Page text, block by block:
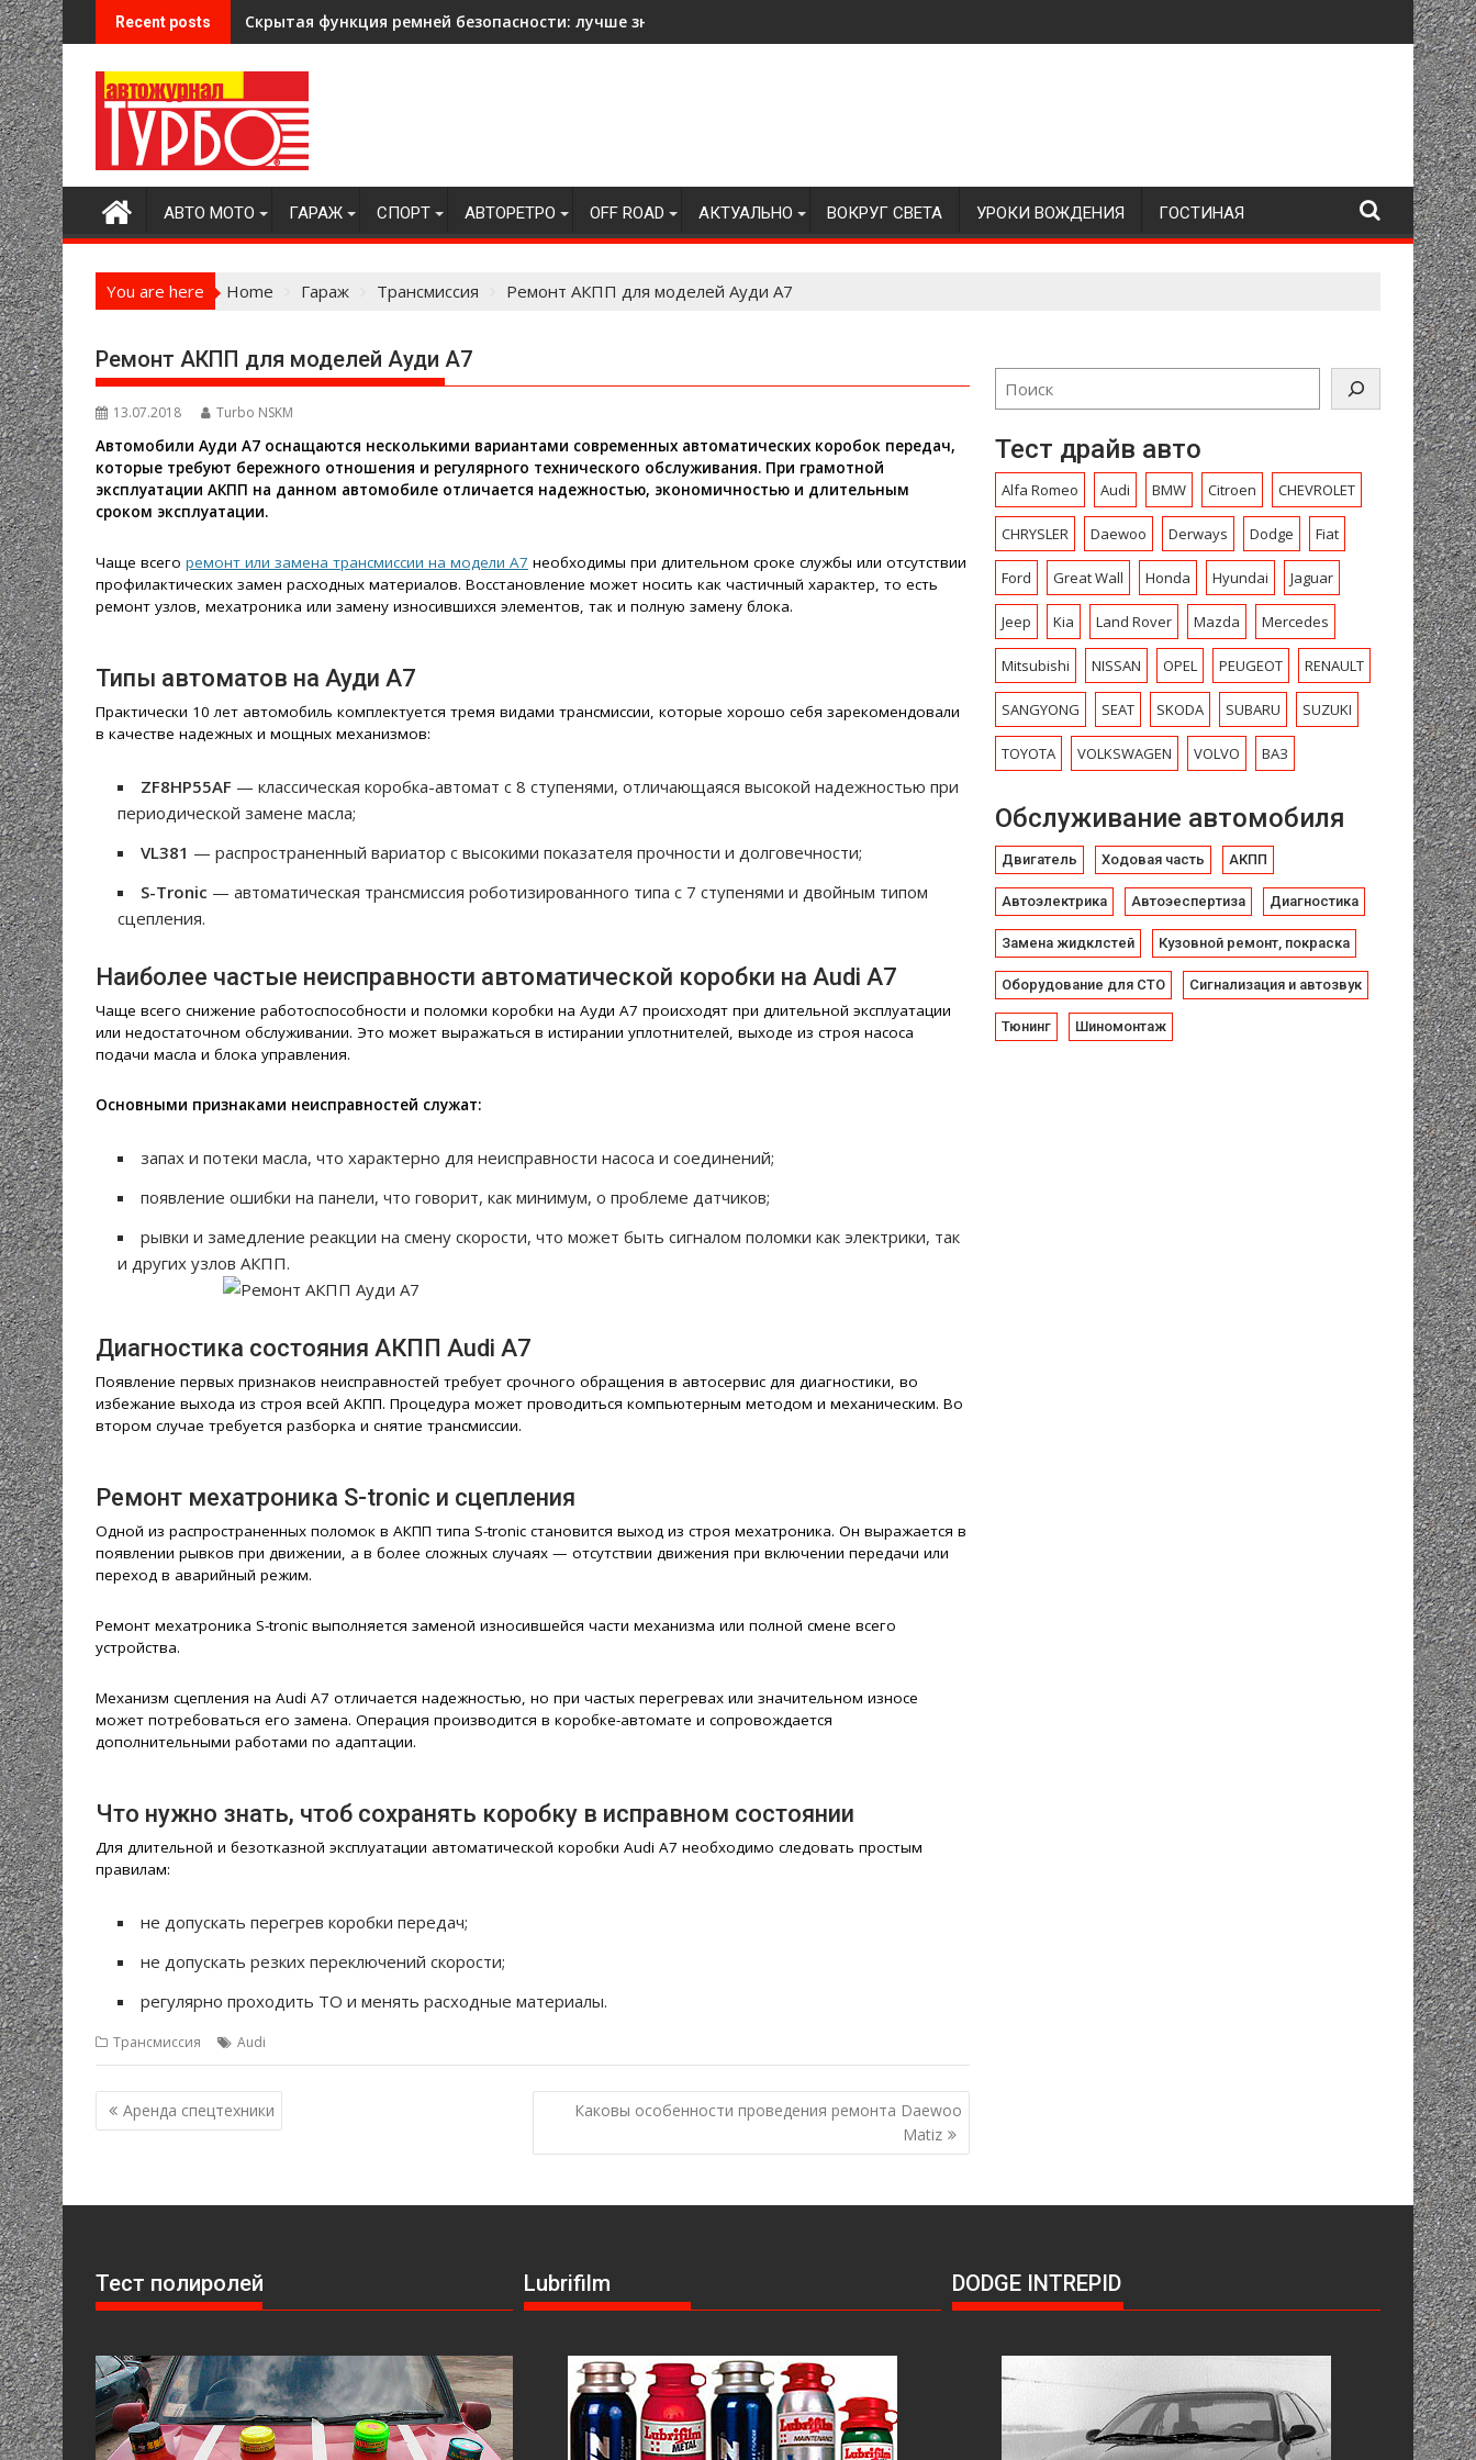
Skip
to
content
Recent posts Скрытая функция ремней безопасности: лучше знать на всякий случай!
АВТО МОТО ГАРАЖ СПОРТ АВТОРЕТРО OFF ROAD АКТУАЛЬНО ВОКРУГ СВЕТА УРОКИ ВОЖДЕНИЯ ГОСТИНАЯ
You are here Home Гараж Трансмиссия Ремонт АКПП для моделей Ауди А7
Ремонт АКПП для моделей Ауди А7
13.07.2018 Turbo NSKM
Автомобили Ауди А7 оснащаются несколькими вариантами современных автоматических коробок передач,
которые требуют бережного отношения и регулярного технического обслуживания. При грамотной
эксплуатации АКПП на данном автомобиле отличается надежностью, экономичностью и длительным
сроком эксплуатации.
Чаще всего ремонт или замена трансмиссии на модели А7 необходимы при длительном сроке службы или отсутствии
профилактических замен расходных материалов. Восстановление может носить как частичный характер, то есть
ремонт узлов, мехатроника или замену износившихся элементов, так и полную замену блока.
Типы автоматов на Ауди А7
Практически 10 лет автомобиль комплектуется тремя видами трансмиссии, которые хорошо себя зарекомендовали
в качестве надежных и мощных механизмов:
ZF8HP55AF — классическая коробка-автомат с 8 ступенями, отличающаяся высокой надежностью при
периодической замене масла;
VL381 — распространенный вариатор с высокими показателя прочности и долговечности;
S-Tronic — автоматическая трансмиссия роботизированного типа с 7 ступенями и двойным типом
сцепления.
Наиболее частые неисправности автоматической коробки на Audi A7
Чаще всего снижение работоспособности и поломки коробки на Ауди А7 происходят при длительной эксплуатации
или недостаточном обслуживании. Это может выражаться в истирании уплотнителей, выходе из строя насоса
подачи масла и блока управления.
Основными признаками неисправностей служат:
запах и потеки масла, что характерно для неисправности насоса и соединений;
появление ошибки на панели, что говорит, как минимум, о проблеме датчиков;
рывки и замедление реакции на смену скорости, что может быть сигналом поломки как электрики, так
и других узлов АКПП.
Диагностика состояния АКПП Audi A7
Появление первых признаков неисправностей требует срочного обращения в автосервис для диагностики, во
избежание выхода из строя всей АКПП. Процедура может проводиться компьютерным методом и механическим. Во
втором случае требуется разборка и снятие трансмиссии.
Ремонт мехатроника S-tronic и сцепления
Одной из распространенных поломок в АКПП типа S-tronic становится выход из строя мехатроника. Он выражается в
появлении рывков при движении, а в более сложных случаях — отсутствии движения при включении передачи или
переход в аварийный режим.
Ремонт мехатроника S-tronic выполняется заменой износившейся части механизма или полной смене всего
устройства.
Механизм сцепления на Audi A7 отличается надежностью, но при частых перегревах или значительном износе
может потребоваться его замена. Операция производится в коробке-автомате и сопровождается
дополнительными работами по адаптации.
Что нужно знать, чтоб сохранять коробку в исправном состоянии
Для длительной и безотказной эксплуатации автоматической коробки Audi A7 необходимо следовать простым
правилам:
не допускать перегрев коробки передач;
не допускать резких переключений скорости;
регулярно проходить ТО и менять расходные материалы.
Трансмиссия Audi
Навигация
по
Аренда спецтехники
Каковы особенности проведения ремонта Daewoo
Matiz
Тест драйв авто
Alfa Romeo Audi BMW Citroen CHEVROLET
CHRYSLЕR Daewoo Derways Dodge Fiat
Ford Great Wall Honda Hyundai Jaguar
Jeep Kia Land Rover Mazda Mercedes
Mitsubishi NISSAN OPEL PEUGEOT RENAULT
SANGYONG SEAT SKODA SUBARU SUZUKI
TOYOTA VOLKSWAGEN VOLVO ВАЗ
Обслуживание автомобиля
Двигатель Ходовая часть АКПП
Автоэлектрика Автоэеспертиза Диагностика
Замена жидклстей Кузовной ремонт, покраска
Оборудование для СТО Сигнализация и автозвук
Тюнинг Шиномонтаж
Тест полиролей Lubrifilm DODGE INTREPID